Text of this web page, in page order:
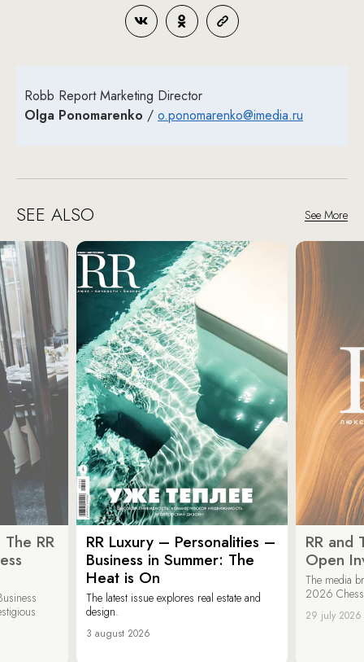
Robb Report Marketing Director
Olga Ponomarenko / o.ponomarenko@imedia.ru
SEE ALSO See More
RR
RR Luxury – Personalities –
Business in Summer: The
Heat is On
The latest issue explores real estate and
design.
3 august 2026
RR and
Open
The media
2026
29 july 2026